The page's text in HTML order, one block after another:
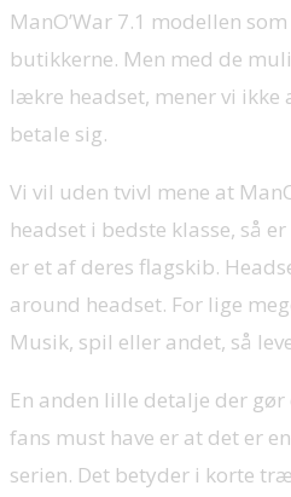
ManO’War 7.1 modellen
butikkerne. Men med de
lækre headset, mener vi ikke
betale sig.
Vi vil uden tvivl mene at
headset i bedste klasse, så
er et af deres flagskib.
around headset. For lige
Musik, spil eller andet, så
En anden lille detalje der
fans must have er at det er
serien. Det betyder i korte